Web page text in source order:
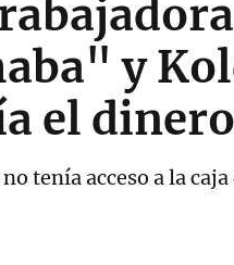
y
el
no tenía acceso a la